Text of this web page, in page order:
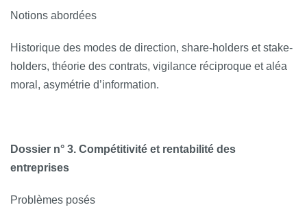
Notions abordées
Historique des modes de direction, share-holders et stake-
holders, théorie des contrats, vigilance réciproque et aléa
moral, asymétrie d’information.
Dossier n° 3. Compétitivité et rentabilité des
entreprises
Problèmes posés